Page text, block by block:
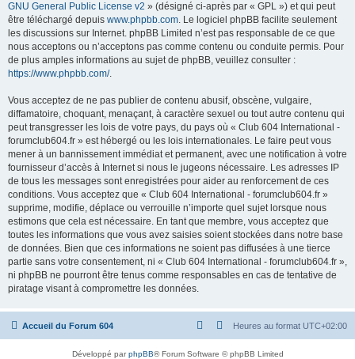
GNU General Public License v2 » (désigné ci-après par « GPL ») et qui peut
être téléchargé depuis www.phpbb.com. Le logiciel phpBB facilite seulement
les discussions sur Internet. phpBB Limited n’est pas responsable de ce que
nous acceptons ou n’acceptons pas comme contenu ou conduite permis. Pour
de plus amples informations au sujet de phpBB, veuillez consulter :
https://www.phpbb.com/.
Vous acceptez de ne pas publier de contenu abusif, obscène, vulgaire,
diffamatoire, choquant, menaçant, à caractère sexuel ou tout autre contenu qui
peut transgresser les lois de votre pays, du pays où « Club 604 International -
forumclub604.fr » est hébergé ou les lois internationales. Le faire peut vous
mener à un bannissement immédiat et permanent, avec une notification à votre
fournisseur d’accès à Internet si nous le jugeons nécessaire. Les adresses IP
de tous les messages sont enregistrées pour aider au renforcement de ces
conditions. Vous acceptez que « Club 604 International - forumclub604.fr »
supprime, modifie, déplace ou verrouille n’importe quel sujet lorsque nous
estimons que cela est nécessaire. En tant que membre, vous acceptez que
toutes les informations que vous avez saisies soient stockées dans notre base
de données. Bien que ces informations ne soient pas diffusées à une tierce
partie sans votre consentement, ni « Club 604 International - forumclub604.fr »,
ni phpBB ne pourront être tenus comme responsables en cas de tentative de
piratage visant à compromettre les données.
Accueil du Forum 604 Heures au format UTC+02:00
Développé parphpBB® Forum Software © phpBB Limited